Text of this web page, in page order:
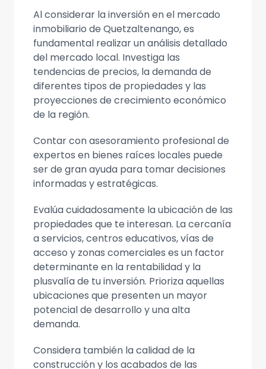
Al considerar la inversión en el mercado
inmobiliario de Quetzaltenango, es
fundamental realizar un análisis detallado
del mercado local. Investiga las
tendencias de precios, la demanda de
diferentes tipos de propiedades y las
proyecciones de crecimiento económico
de la región.
Contar con asesoramiento profesional de
expertos en bienes raíces locales puede
ser de gran ayuda para tomar decisiones
informadas y estratégicas.
Evalúa cuidadosamente la ubicación de las
propiedades que te interesan. La cercanía
a servicios, centros educativos, vías de
acceso y zonas comerciales es un factor
determinante en la rentabilidad y la
plusvalía de tu inversión. Prioriza aquellas
ubicaciones que presenten un mayor
potencial de desarrollo y una alta
demanda.
Considera también la calidad de la
construcción y los acabados de las